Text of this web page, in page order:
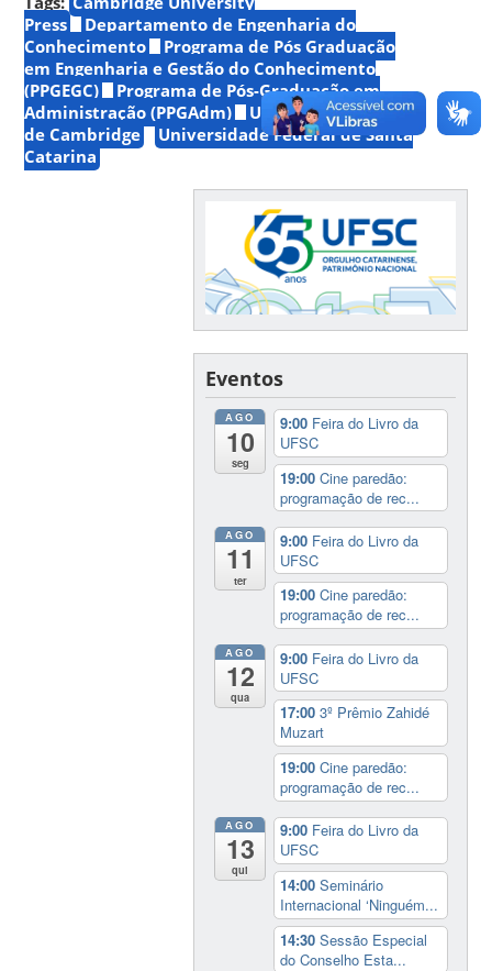
Press
Departamento de Engenharia do
Conhecimento
Programa de Pós Graduação
em Engenharia e Gestão do Conhecimento
(PPGEGC)
Programa de Pós-Graduação em
Administração (PPGAdm)
UFSC
Universidade
de Cambridge
Universidade Federal de Santa
Catarina
Eventos
AGO
10
seg
9:00 Feira do Livro da
UFSC
19:00Cine paredão:
programação de rec...
AGO
11
ter
9:00 Feira do Livro da
UFSC
19:00Cine paredão:
programação de rec...
AGO
12
qua
9:00 Feira do Livro da
UFSC
17:003º Prêmio Zahidé
Muzart
19:00Cine paredão:
programação de rec...
AGO
13
qui
9:00 Feira do Livro da
UFSC
14:00Seminário
Internacional ‘Ninguém...
14:30Sessão Especial
do Conselho Esta...